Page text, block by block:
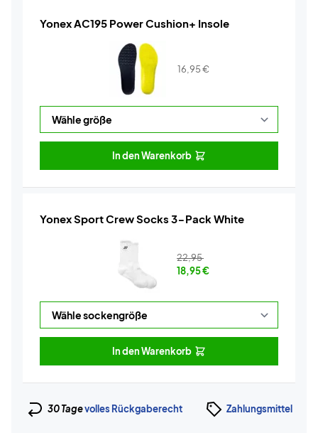
Yonex AC195 Power Cushion+ Insole
16,95€
In den Warenkorb
Yonex Sport Crew Socks 3-Pack White
22,95
18,95€
In den Warenkorb
30 Tagevolles Rückgaberecht Zahlungsmittel